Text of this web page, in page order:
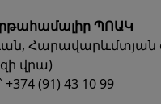
ՊՈԱԿ
Հարավարևմտյան
վրա)
+374 (91) 43 10 99